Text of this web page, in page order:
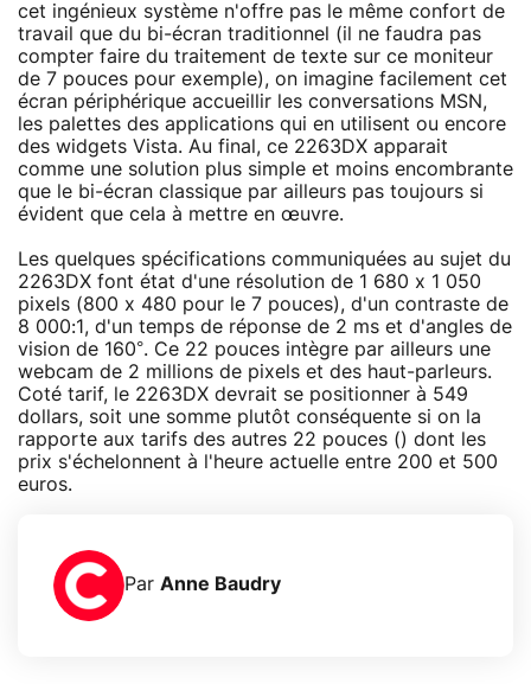
cet ingénieux système n'offre pas le même confort de
travail que du bi-écran traditionnel (il ne faudra pas
compter faire du traitement de texte sur ce moniteur
de 7 pouces pour exemple), on imagine facilement cet
écran périphérique accueillir les conversations MSN,
les palettes des applications qui en utilisent ou encore
des widgets Vista. Au final, ce 2263DX apparait
comme une solution plus simple et moins encombrante
que le bi-écran classique par ailleurs pas toujours si
évident que cela à mettre en œuvre.
Les quelques spécifications communiquées au sujet du
2263DX font état d'une résolution de 1 680 x 1 050
pixels (800 x 480 pour le 7 pouces), d'un contraste de
8 000:1, d'un temps de réponse de 2 ms et d'angles de
vision de 160°. Ce 22 pouces intègre par ailleurs une
webcam de 2 millions de pixels et des haut-parleurs.
Coté tarif, le 2263DX devrait se positionner à 549
dollars, soit une somme plutôt conséquente si on la
rapporte aux tarifs des autres 22 pouces () dont les
prix s'échelonnent à l'heure actuelle entre 200 et 500
euros.
Par Anne Baudry